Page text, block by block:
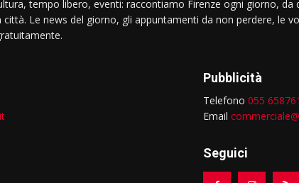
tempo libero, eventi: raccontiamo Firenze ogni giorno, da
Le news del giorno, gli appuntamenti da non perdere, le
Pubblicità
Telefono 055
Email
Seguici